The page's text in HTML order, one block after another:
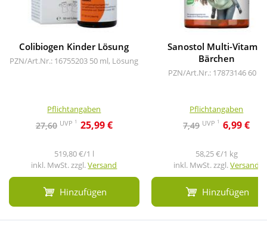
Colibiogen Kinder Lösung
PZN/Art.Nr.: 16755203 50 ml, Lösung
Pflichtangaben
27,60 UVP 1 25,99 €
519,80 €/1 l
inkl. MwSt. zzgl.Versand
Hinzufügen
Sanostol Multi-Vitamin
Bärchen
PZN/Art.Nr.: 17873146 60 St
Pflichtangaben
7,49 UVP 1 6,99 €
58,25 €/1 kg
inkl. MwSt. zzgl.Versand
Hinzufügen